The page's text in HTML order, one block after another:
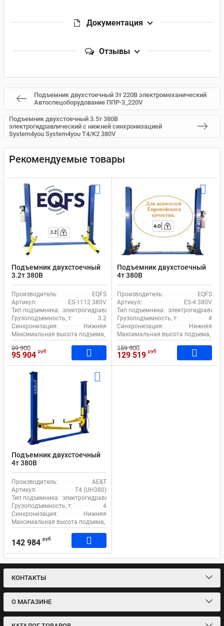
Документация
Отзывы
Подъемник двухстоечный 3т 220В электромеханический
Автоспецоборудование ППР-3_220V
Подъемник двухстоечный 3.5т 380В
электрогидравлический с нижней синхронизацией
System4you System4you T4/K2 380V
Рекомендуемые товары
Подъемник двухстоечный
3.2т 380В
электрогидравлический с
нижней синхронизацией
EQFS ES-1112 380V Bucher
Hydraulics
Производитель:
EQFS
Артикул:
ES-1112 380V
Тип подъемника: электрогидравлический
Грузоподъемность, т:
3.2
Синхронизация:
Нижняя
Максимальная высота подъема, мм:
1920
99 900
95 904 руб
Подъемник двухстоечный
4т 380В
электрогидравлический с
нижней синхронизацией
EQFS ES-4 380V
Производитель:
EQFS
Артикул:
ES-4 380V
Тип подъемника:
Грузоподъемность, т:
4
Синхронизация:
Нижняя
Максимальная высота подъема, мм:
159 900
129 519 руб
Подъемник двухстоечный
4т 380В
электрогидравлический с
нижней синхронизацией
AE&T T4 (UH380)
Производитель:
AE&T
Артикул:
T4 (UH380)
Тип подъемника: электрогидравлический
Грузоподъемность, т:
4
Синхронизация:
Нижняя
Максимальная высота подъема, мм:
142 984 руб
КОНТАКТЫ
О МАГАЗИНЕ